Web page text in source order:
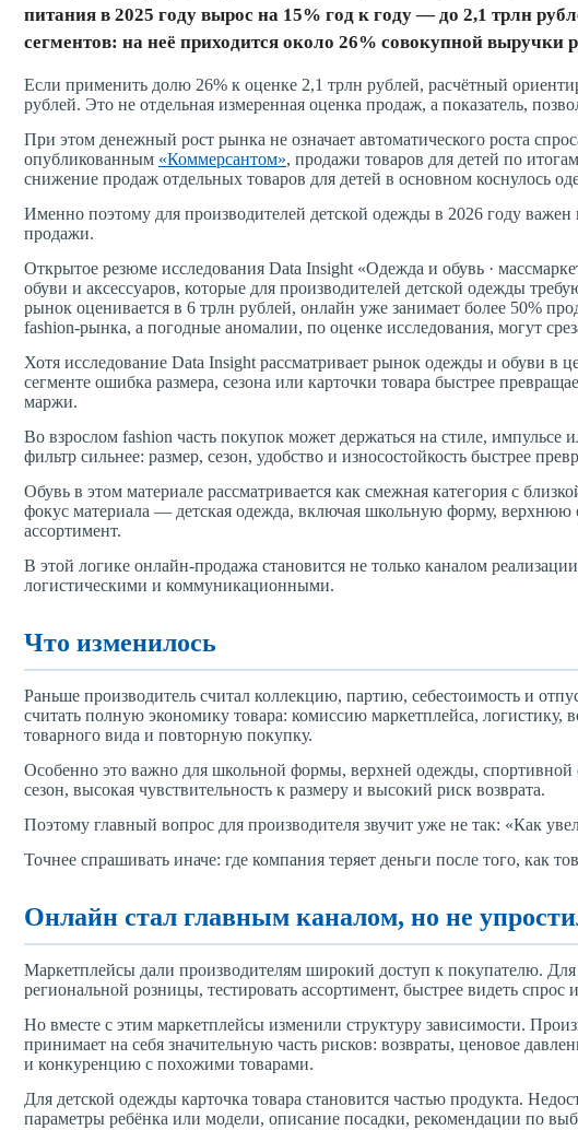
питания в 2025 году вырос на 15% год к году — до 2,1 трлн
сегментов: на неё приходится около 26% совокупной
Если применить долю 26% к оценке 2,1 трлн рублей, расчётный
рублей. Это не отдельная измеренная оценка продаж, а показатель,
При этом денежный рост рынка не означает автоматического роста
опубликованным «Коммерсантом», продажи товаров для детей по
снижение продаж отдельных товаров для детей в основном коснулось
Именно поэтому для производителей детской одежды в 2026 году
продажи.
Открытое резюме исследования Data Insight «Одежда и обувь ·
обуви и аксессуаров, которые для производителей детской одежды
рынок оценивается в 6 трлн рублей, онлайн уже занимает более 50%
fashion-рынка, а погодные аномалии, по оценке исследования, могут
Хотя исследование Data Insight рассматривает рынок одежды и обуви
сегменте ошибка размера, сезона или карточки товара быстрее
маржи.
Во взрослом fashion часть покупок может держаться на стиле, импульсе
фильтр сильнее: размер, сезон, удобство и износостойкость быстрее
Обувь в этом материале рассматривается как смежная категория с
фокус материала — детская одежда, включая школьную форму,
ассортимент.
В этой логике онлайн-продажа становится не только каналом
логистическими и коммуникационными.
Что изменилось
Раньше производитель считал коллекцию, партию, себестоимость и
считать полную экономику товара: комиссию маркетплейса, логистику,
товарного вида и повторную покупку.
Особенно это важно для школьной формы, верхней одежды, спортивной
сезон, высокая чувствительность к размеру и высокий риск возврата.
Поэтому главный вопрос для производителя звучит уже не так: «Как
Точнее спрашивать иначе: где компания теряет деньги после того, как
Онлайн стал главным каналом, но не
Маркетплейсы дали производителям широкий доступ к покупателю.
региональной розницы, тестировать ассортимент, быстрее видеть
Но вместе с этим маркетплейсы изменили структуру зависимости.
принимает на себя значительную часть рисков: возвраты, ценовое
и конкуренцию с похожими товарами.
Для детской одежды карточка товара становится частью продукта.
параметры ребёнка или модели, описание посадки, рекомендации по